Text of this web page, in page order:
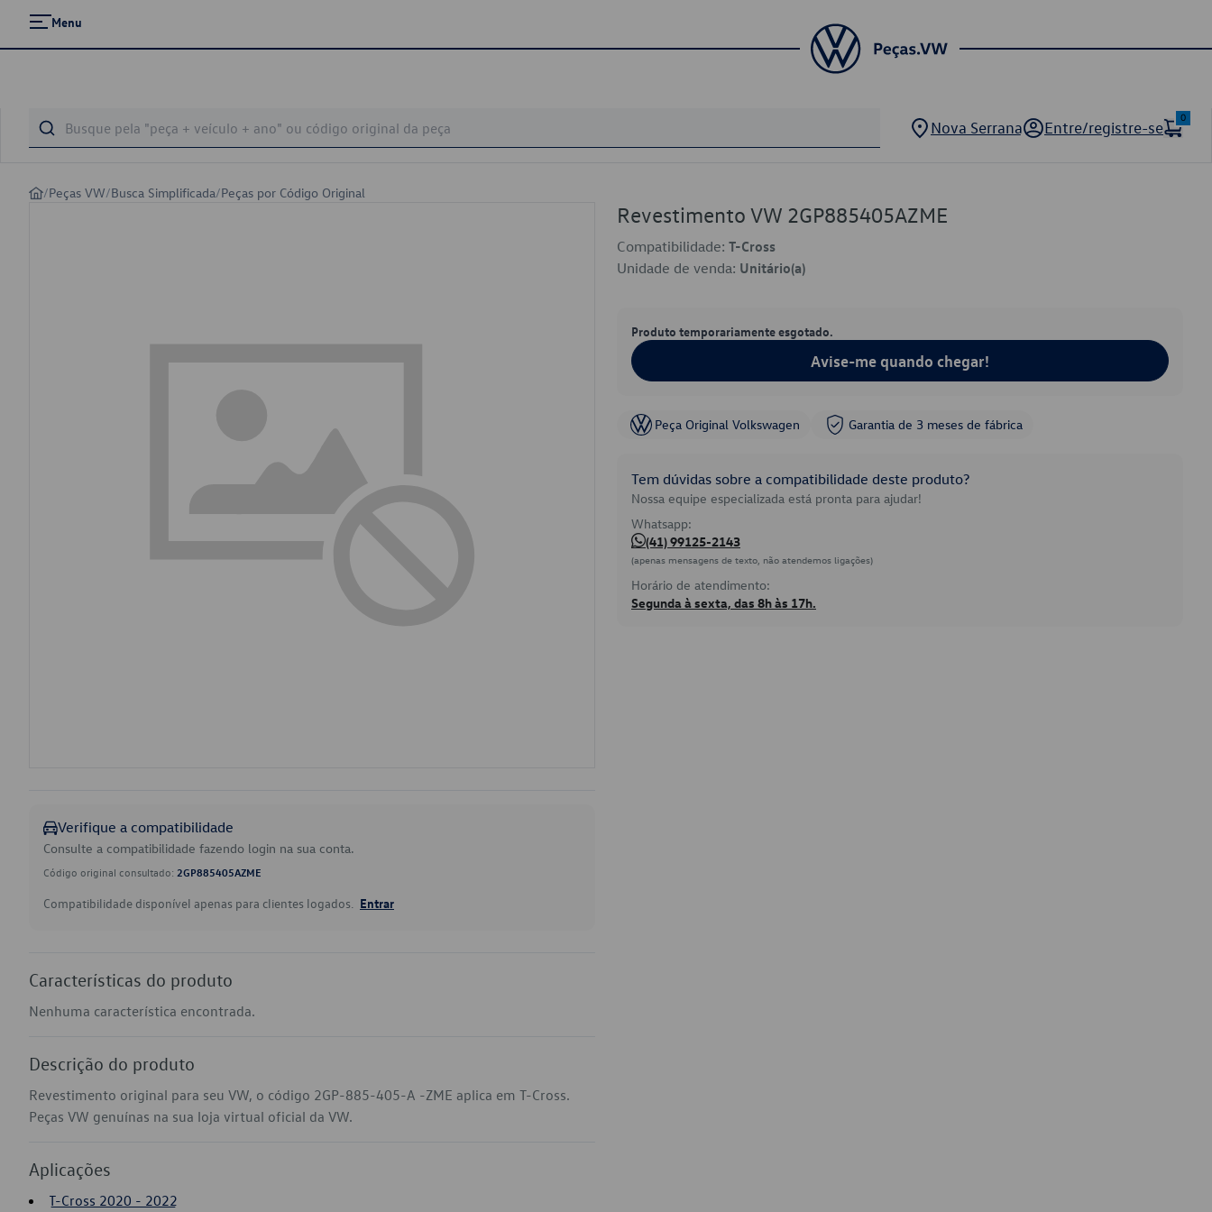
Menu
Nova Serrana Entre/registre-se
0
/Peças VW/Busca Simplificada/Peças por Código Original
Verifique a compatibilidade
Consulte a compatibilidade fazendo login na sua conta.
Código original consultado: 2GP885405AZME
Compatibilidade disponível apenas para clientes logados. Entrar
Características do produto
Nenhuma característica encontrada.
Descrição do produto
Revestimento original para seu VW, o código 2GP-885-405-A -ZME aplica em T-Cross.
Peças VW genuínas na sua loja virtual oficial da VW.
Aplicações
T-Cross 2020 - 2022
Revestimento VW 2GP885405AZME
Compatibilidade: T-Cross
Unidade de venda: Unitário(a)
Produto temporariamente esgotado.
Avise-me quando chegar!
Peça Original Volkswagen Garantia de 3 meses de fábrica
Tem dúvidas sobre a compatibilidade deste produto?
Nossa equipe especializada está pronta para ajudar!
Whatsapp:
(41) 99125-2143
(apenas mensagens de texto, não atendemos ligações)
Horário de atendimento:
Segunda à sexta, das 8h às 17h.